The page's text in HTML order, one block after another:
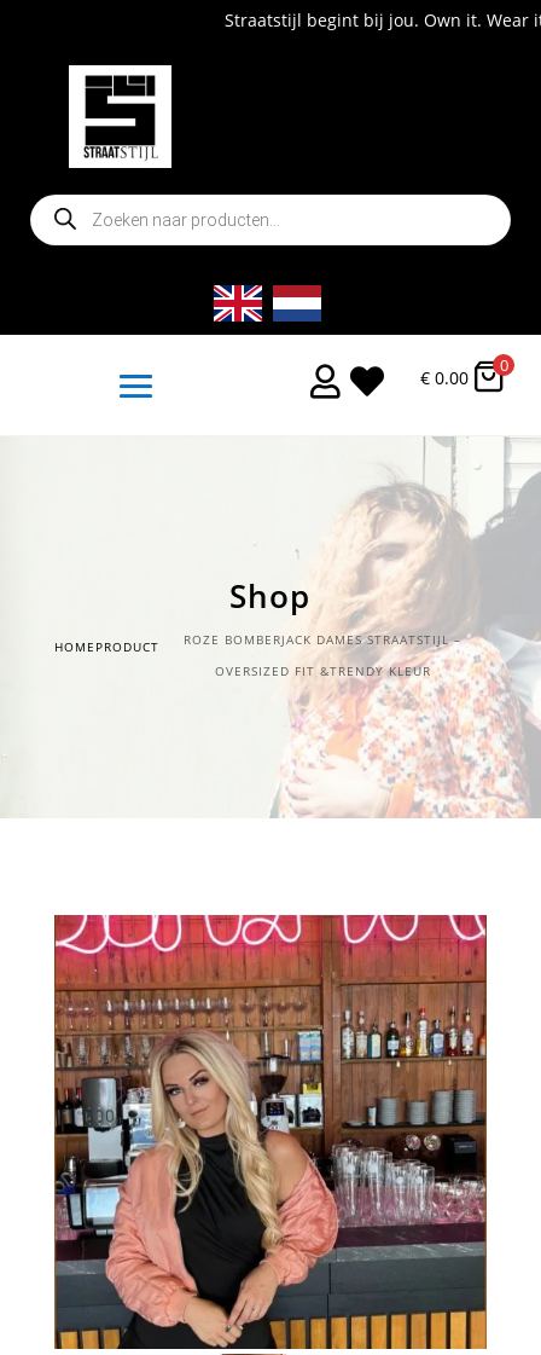
Straatstijl begint bij jou. Own it. Wear it. Shop now!
Producten
zoeken
  € 0.00
0
Shop
HOME PRODUCT
ROZE BOMBERJACK DAMES STRAATSTIJL –
OVERSIZED FIT &TRENDY KLEUR